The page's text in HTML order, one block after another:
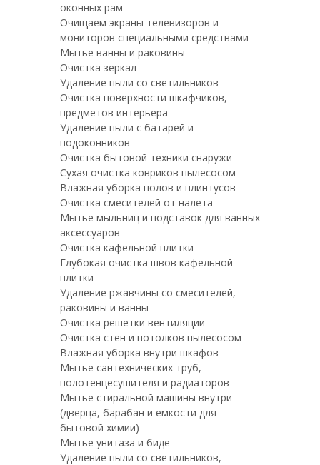
оконных рам
Очищаем экраны телевизоров и
мониторов специальными средствами
Мытье ванны и раковины
Очистка зеркал
Удаление пыли со светильников
Очистка поверхности шкафчиков,
предметов интерьера
Удаление пыли с батарей и
подоконников
Очистка бытовой техники снаружи
Сухая очистка ковриков пылесосом
Влажная уборка полов и плинтусов
Очистка смесителей от налета
Мытье мыльниц и подставок для ванных
аксессуаров
Очистка кафельной плитки
Глубокая очистка швов кафельной
плитки
Удаление ржавчины со смесителей,
раковины и ванны
Очистка решетки вентиляции
Очистка стен и потолков пылесосом
Влажная уборка внутри шкафов
Мытье сантехнических труб,
полотенцесушителя и радиаторов
Мытье стиральной машины внутри
(дверца, барабан и емкости для
бытовой химии)
Мытье унитаза и биде
Удаление пыли со светильников,